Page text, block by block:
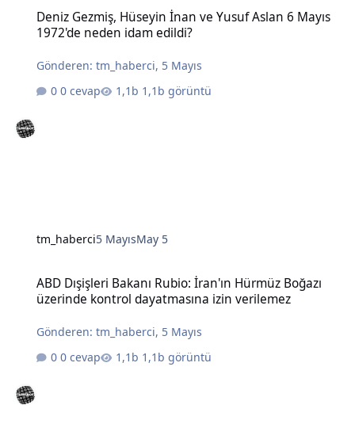
Deniz Gezmiş, Hüseyin İnan ve Yusuf Aslan 6 Mayıs
1972'de neden idam edildi?
Gönderen:tm_haberci, 5 Mayıs
0 cevap
1,1b görüntü
tm_haberci5 MayısMay 5
ABD Dışişleri Bakanı Rubio: İran'ın Hürmüz Boğazı
üzerinde kontrol dayatmasına izin verilemez
Gönderen:tm_haberci, 5 Mayıs
0 cevap
1,1b görüntü